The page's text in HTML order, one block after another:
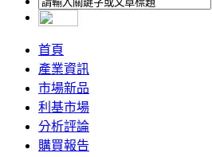
首頁
產業資訊
市場新品
利基市場
分析評論
購買報告